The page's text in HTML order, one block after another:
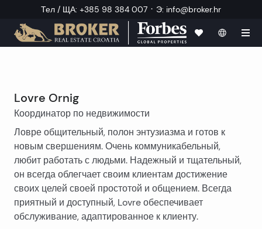
Тел / ЩА: +385 98 384 007 · Э: info@broker.hr
Lovre Ornig
Координатор по недвижимости
Ловре общительный, полон энтузиазма и готов к
новым свершениям. Очень коммуникабельный,
любит работать с людьми. Надежный и тщательный,
он всегда облегчает своим клиентам достижение
своих целей своей простотой и общением. Всегда
приятный и доступный, Lovre обеспечивает
обслуживание, адаптированное к клиенту.